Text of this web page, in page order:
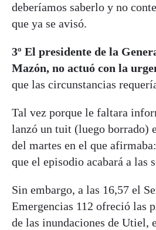
deberíamos saberlo y no
que ya se avisó.
3º El presidente de la
Mazón, no actuó con la
que las circunstancias
Tal vez porque le faltara
lanzó un tuit (luego borrado)
del martes en el que
que el episodio acabará a las
Sin embargo, a las 16,57 el
Emergencias 112 ofreció las
de las inundaciones de Utiel,